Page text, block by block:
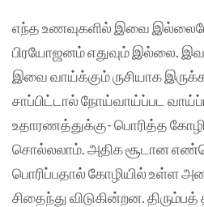
எந்த உணவுகளில் இவை
பிரயோஜனம் எதுவும் இல்லை.
இவை வாய்க்கும் ருசியாக
சாப்பிட்டால் நோய்வாய்ப்பட
உதாரணத்துக்கு- பொரித்த
சொல்லலாம். அதிக சூடான
பொரிப்பதால் கோழியில் உள்ள
சிதைந்து விடுகின்றன. திரும்பத்